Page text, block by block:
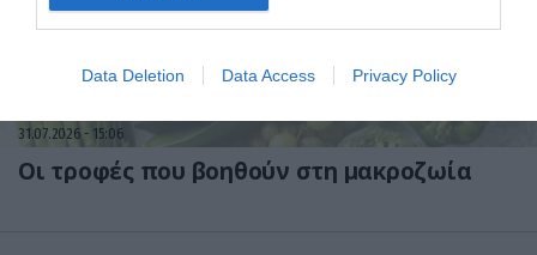
Data Deletion Data Access Privacy Policy
31.07.2026 15:06
Οι τροφές που βοηθούν στη μακροζωία